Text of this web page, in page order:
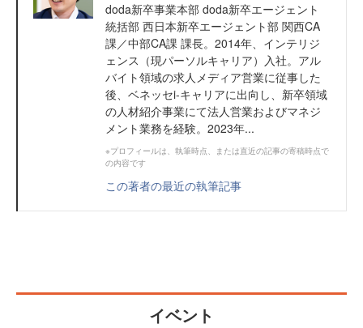
doda新卒事業本部 doda新卒エージェント
統括部 西日本新卒エージェント部 関西CA
課／中部CA課 課長。2014年、インテリジ
ェンス（現パーソルキャリア）入社。アル
バイト領域の求人メディア営業に従事した
後、ベネッセi-キャリアに出向し、新卒領域
の人材紹介事業にて法人営業およびマネジ
メント業務を経験。2023年...
※プロフィールは、執筆時点、または直近の記事の寄稿時点で
の内容です
この著者の最近の執筆記事
イベント